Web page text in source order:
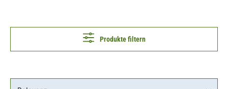
Produkte filtern